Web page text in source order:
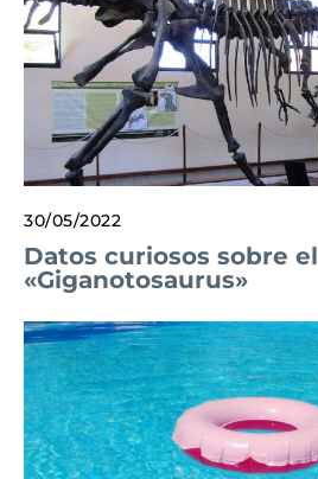
30/05/2022
Datos curiosos sobre el
«Giganotosaurus»